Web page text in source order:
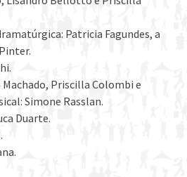
Patricia Fagundes, a
Priscilla Colombi e
Simone Rasslan.
Duarte.